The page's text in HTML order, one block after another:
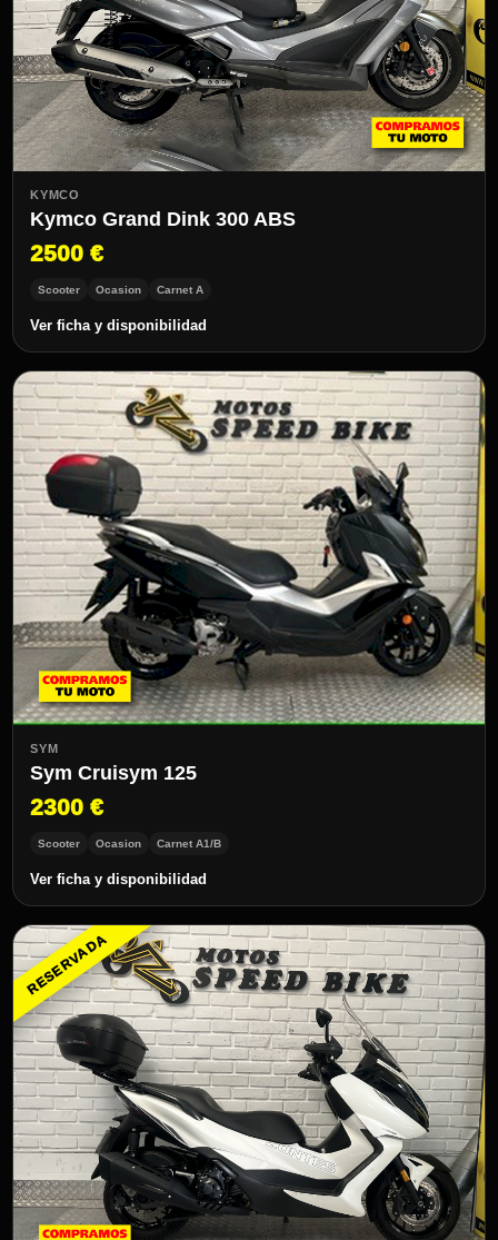
KYMCO
Kymco Grand Dink 300 ABS
2500 €
Scooter Ocasion Carnet A
Ver ficha y disponibilidad
SYM
Sym Cruisym 125
2300 €
Scooter Ocasion Carnet A1/B
Ver ficha y disponibilidad
RESERVADA